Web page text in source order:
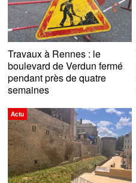
Travaux à Rennes : le
boulevard de Verdun fermé
pendant près de quatre
semaines
Actu